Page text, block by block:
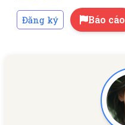
Đăng ký Báo cáo